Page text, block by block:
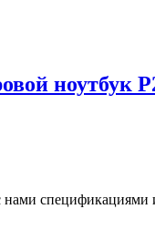
ноутбук